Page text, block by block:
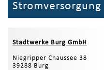
Stromversorgung
Stadtwerke Burg GmbH
Niegripper Chaussee 38
39288 Burg